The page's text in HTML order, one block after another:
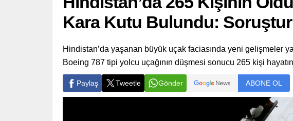
Kara Kutu Bulundu:
Hindistan’da yaşanan büyük uçak faciasında yeni gelişmeler
Boeing 787 tipi yolcu uçağının düşmesi sonucu 265 kişi
Paylaş Tweetle Gönder ABONE OL